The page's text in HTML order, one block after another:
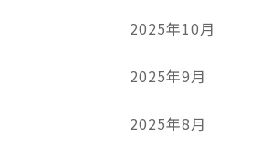
2025年10月
2025年9月
2025年8月